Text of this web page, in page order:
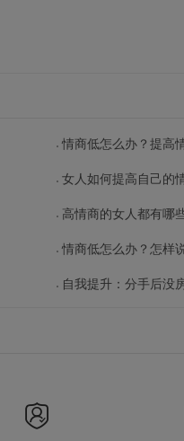
情商低怎么办？提高
女人如何提高自己的
高情商的女人都有哪
情商低怎么办？怎样
自我提升：分手后没